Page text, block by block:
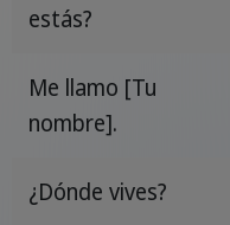
estás?
Me llamo [Tu
nombre].
¿Dónde vives?